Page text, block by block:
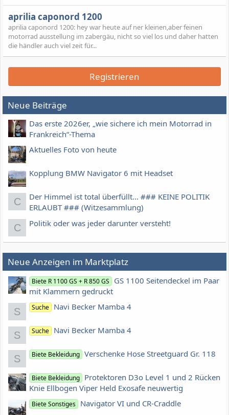
aprilia caponord 1200
aprilia caponord 1200: hey war heute auf ner kleinen,aber feinen
motorrad ausstellung im zabergäu, nicht so viel los und daher hatten
die händler auch viel zeit für...
Registrieren
Neue Beiträge
Das erste 2026er, „wie sichere ich mein Motorrad in
Frankreich“-Thema
Aktuelles Foto von heute
Kopplung BMW Navigator 6 mit Headset
C
Der Himmel ist total überfüllt... ### KEINE POLITIK
ERLAUBT ### (Witzesammlung)
C Politik oder was jeder darunter versteht!
Neue Anzeigen im Marktplatz
Biete R 1100 GS + R 850 GS
GS 1100 Seitendeckel im Paar
mit Klammern gedruckt
S Suche Navi Becker Mamba 4
S Suche Navi Becker Mamba 4
S Biete Bekleidung Verschenke Hose Streetguard Gr. 118
Biete Bekleidung Protektoren D3o Level 1 und 2 Rücken
Knie Ellbogen Viper Held Exosafe neuwertig
Biete Sonstiges Navigator VI und CR-Craddle